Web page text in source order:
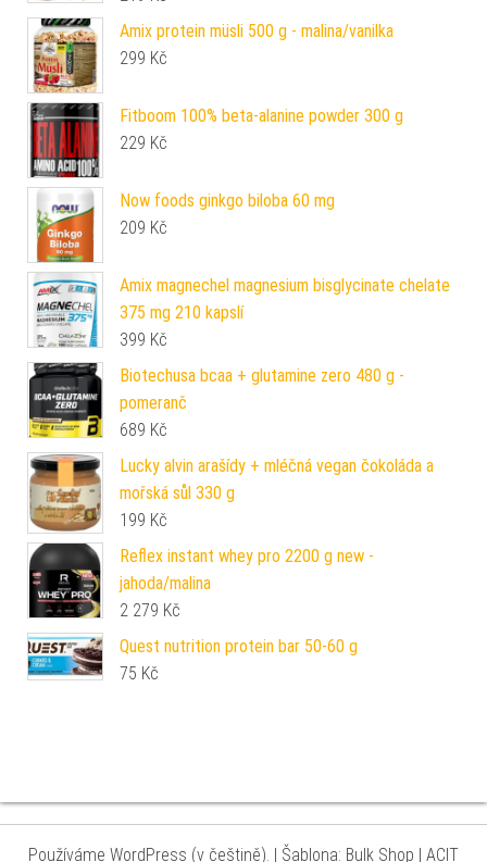
Amix protein müsli 500 g - malina/vanilka
299 Kč
Fitboom 100% beta-alanine powder 300 g
229 Kč
Now foods ginkgo biloba 60 mg
209 Kč
Amix magnechel magnesium bisglycinate chelate
375 mg 210 kapslí
399 Kč
Biotechusa bcaa + glutamine zero 480 g -
pomeranč
689 Kč
Lucky alvin arašídy + mléčná vegan čokoláda a
mořská sůl 330 g
199 Kč
Reflex instant whey pro 2200 g new -
jahoda/malina
2 279 Kč
Quest nutrition protein bar 50-60 g
75 Kč
Používáme WordPress (v češtině). | Šablona: Bulk Shop | ACIT